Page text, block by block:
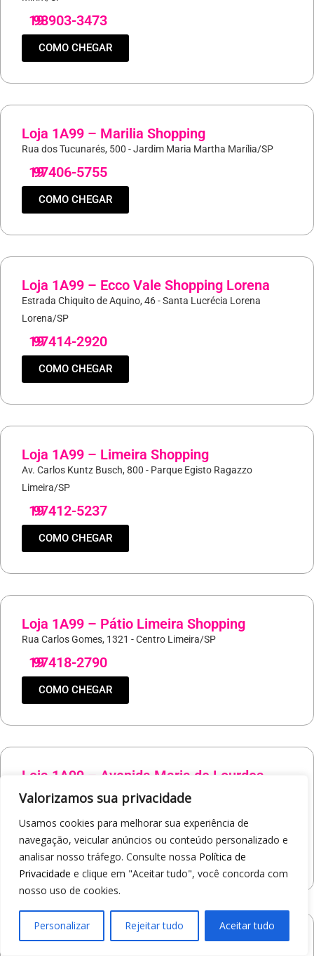
Valorizamos sua privacidade
Usamos cookies para melhorar sua experiência de
navegação, veicular anúncios ou conteúdo personalizado e
analisar nosso tráfego. Consulte nossa Política de
Privacidade e clique em "Aceitar tudo", você concorda com
nosso uso de cookies.
Personalizar Rejeitar tudo Aceitar tudo
19
98903-3473
COMO CHEGAR
Loja 1A99 – Marilia Shopping
Rua dos Tucunarés, 500 - Jardim Maria Martha Marília/SP
19
97406-5755
COMO CHEGAR
Loja 1A99 – Ecco Vale Shopping Lorena
Estrada Chiquito de Aquino, 46 - Santa Lucrécia Lorena
Lorena/SP
19
97414-2920
COMO CHEGAR
Loja 1A99 – Limeira Shopping
Av. Carlos Kuntz Busch, 800 - Parque Egisto Ragazzo
Limeira/SP
19
97412-5237
COMO CHEGAR
Loja 1A99 – Pátio Limeira Shopping
Rua Carlos Gomes, 1321 - Centro Limeira/SP
19
97418-2790
COMO CHEGAR
Loja 1A99 – Avenida Maria de Lourdes
Abreu
Avenida Maria de Lourdes Abreu, 10 - Centro Itatiba/SP
19
99889-2941
COMO CHEGAR
Loja 1A99 – Itaquá Garden Shopping